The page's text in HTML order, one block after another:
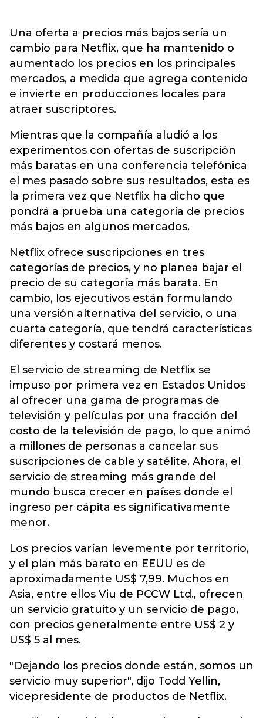
Una oferta a precios más bajos sería un
cambio para Netflix, que ha mantenido o
aumentado los precios en los principales
mercados, a medida que agrega contenido
e invierte en producciones locales para
atraer suscriptores.
Mientras que la compañía aludió a los
experimentos con ofertas de suscripción
más baratas en una conferencia telefónica
el mes pasado sobre sus resultados, esta es
la primera vez que Netflix ha dicho que
pondrá a prueba una categoría de precios
más bajos en algunos mercados.
Netflix ofrece suscripciones en tres
categorías de precios, y no planea bajar el
precio de su categoría más barata. En
cambio, los ejecutivos están formulando
una versión alternativa del servicio, o una
cuarta categoría, que tendrá características
diferentes y costará menos.
El servicio de streaming de Netflix se
impuso por primera vez en Estados Unidos
al ofrecer una gama de programas de
televisión y películas por una fracción del
costo de la televisión de pago, lo que animó
a millones de personas a cancelar sus
suscripciones de cable y satélite. Ahora, el
servicio de streaming más grande del
mundo busca crecer en países donde el
ingreso per cápita es significativamente
menor.
Los precios varían levemente por territorio,
y el plan más barato en EEUU es de
aproximadamente US$ 7,99. Muchos en
Asia, entre ellos Viu de PCCW Ltd., ofrecen
un servicio gratuito y un servicio de pago,
con precios generalmente entre US$ 2 y
US$ 5 al mes.
"Dejando los precios donde están, somos un
servicio muy superior", dijo Todd Yellin,
vicepresidente de productos de Netflix.